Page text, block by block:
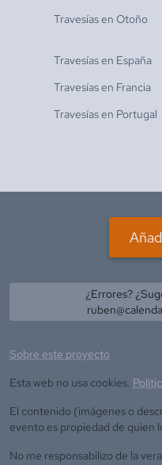
Travesías en Otoño
Travesías en España
Travesías en Francia
Travesías en Portugal
¿Errores?
Sobre este proyecto
Esta web no usa cookies.
El contenido (imágenes o
evento es propiedad de quien
No me responsabilizo de la